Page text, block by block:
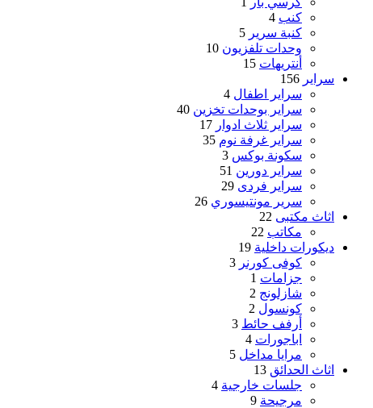
كنب 4
كنبة سرير 5
وحدات تلفزيون 10
أنتريهات 15
سراير 156
سراير اطفال 4
سراير بوحدات تخزين 40
سراير ثلاث ادوار 17
سراير غرفة نوم 35
سكونة بوكس 3
سراير دورين 51
سراير فردى 29
سرير مونتيسوري 26
اثاث مكتبى 22
مكاتب 22
ديكورات داخلية 19
كوفى كورنر 3
جزامات 1
شازلونج 2
كونسول 2
أرفف حائط 3
اباجورات 4
مرايا مداخل 5
اثاث الحدائق 13
جلسات خارجية 4
مرجيحة 9